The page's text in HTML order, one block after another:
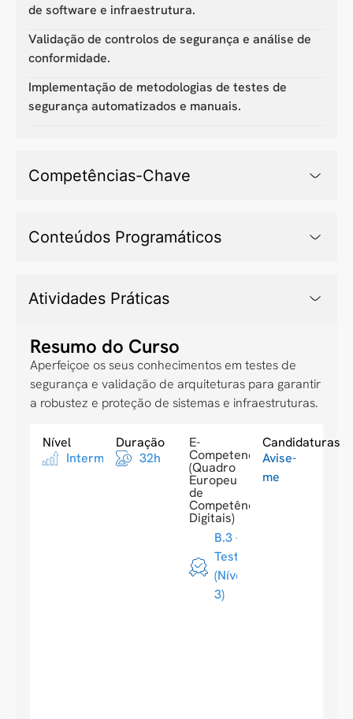
de software e infraestrutura.
Validação de controlos de segurança e análise de
conformidade.
Implementação de metodologias de testes de
segurança automatizados e manuais.
Competências-Chave
Conteúdos Programáticos
Atividades Práticas
Resumo do Curso
Aperfeiçoe os seus conhecimentos em testes de
segurança e validação de arquiteturas para garantir
a robustez e proteção de sistemas e infraestruturas.
Nível
Intermediario
Duração
32h
E-
Competences
(Quadro
Europeu
de
Competências
Digitais)
B.3 -
Testes
(Nível
3)
Candidaturas
Avise-
me